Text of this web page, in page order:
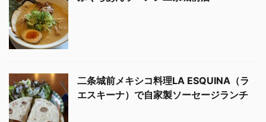
二条城前メキシコ料理LA ESQUINA（ラ
エスキーナ）で自家製ソーセージランチ